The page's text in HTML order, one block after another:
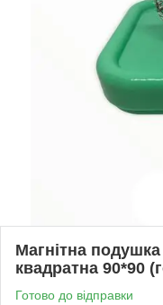
Магнітна
квадратна 90*90
Готово до відправки